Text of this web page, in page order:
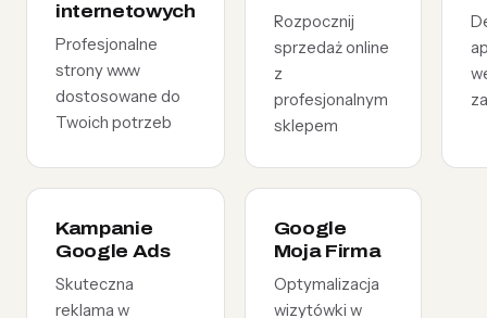
internetowych
Profesjonalne
strony www
dostosowane do
Twoich potrzeb
Rozpocznij
sprzedaż online
z
profesjonalnym
sklepem
Kampanie
Google Ads
Skuteczna
reklama w
Google
Moja Firma
Optymalizacja
wizytówki w